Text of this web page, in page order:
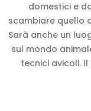
domestici e
scambiare quello
Sarà anche un
sul mondo
tecnici avicoli.